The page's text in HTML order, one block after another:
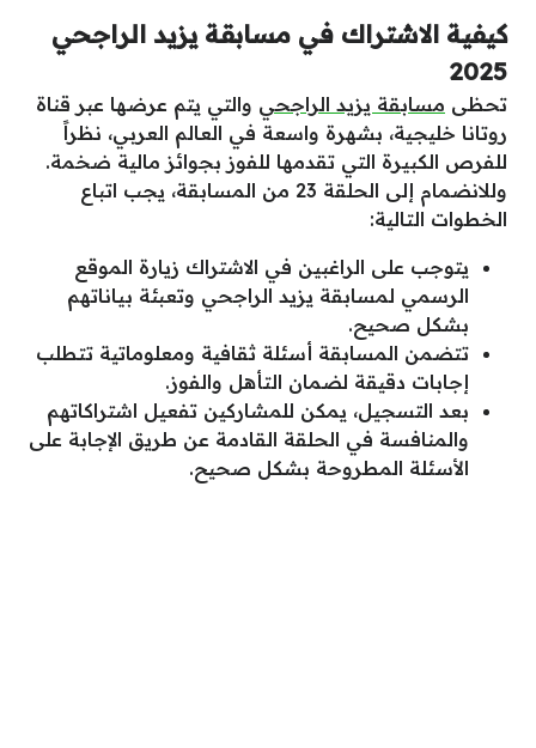
كيفية الاشتراك في مسابقة يزيد الراجحي
2025
تحظى مسابقة يزيد الراجحي والتي يتم عرضها عبر قناة
روتانا خليجية، بشهرة واسعة في العالم العربي، نظراً
للفرص الكبيرة التي تقدمها للفوز بجوائز مالية ضخمة.
وللانضمام إلى الحلقة 23 من المسابقة، يجب اتباع
الخطوات التالية:
يتوجب على الراغبين في الاشتراك زيارة الموقع
الرسمي لمسابقة يزيد الراجحي وتعبئة بياناتهم
بشكل صحيح.
تتضمن المسابقة أسئلة ثقافية ومعلوماتية تتطلب
إجابات دقيقة لضمان التأهل والفوز.
بعد التسجيل، يمكن للمشاركين تفعيل اشتراكاتهم
والمنافسة في الحلقة القادمة عن طريق الإجابة على
الأسئلة المطروحة بشكل صحيح.